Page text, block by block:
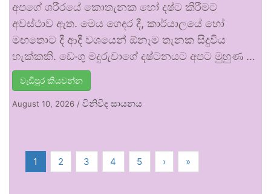
අපගේ ශරීරයේ කොතැනක හෝ දෂ්ට කිරීමට
අවස්ථාව ඇත. මෙය ගෙදර දී, කාර්යාලයේ හෝ
මඟතොට දී ආදී වශයෙන් ඕනෑම තැනක සිදුවිය
හැක්කකි. ඩෙංගු මදුරුවාගේ දෂ්ටනයට අපට මුහුණ …
වැඩිපුර කියවන්න
August 10, 2026 / විනිවිද සායනය
1 2 3 4 5 › »